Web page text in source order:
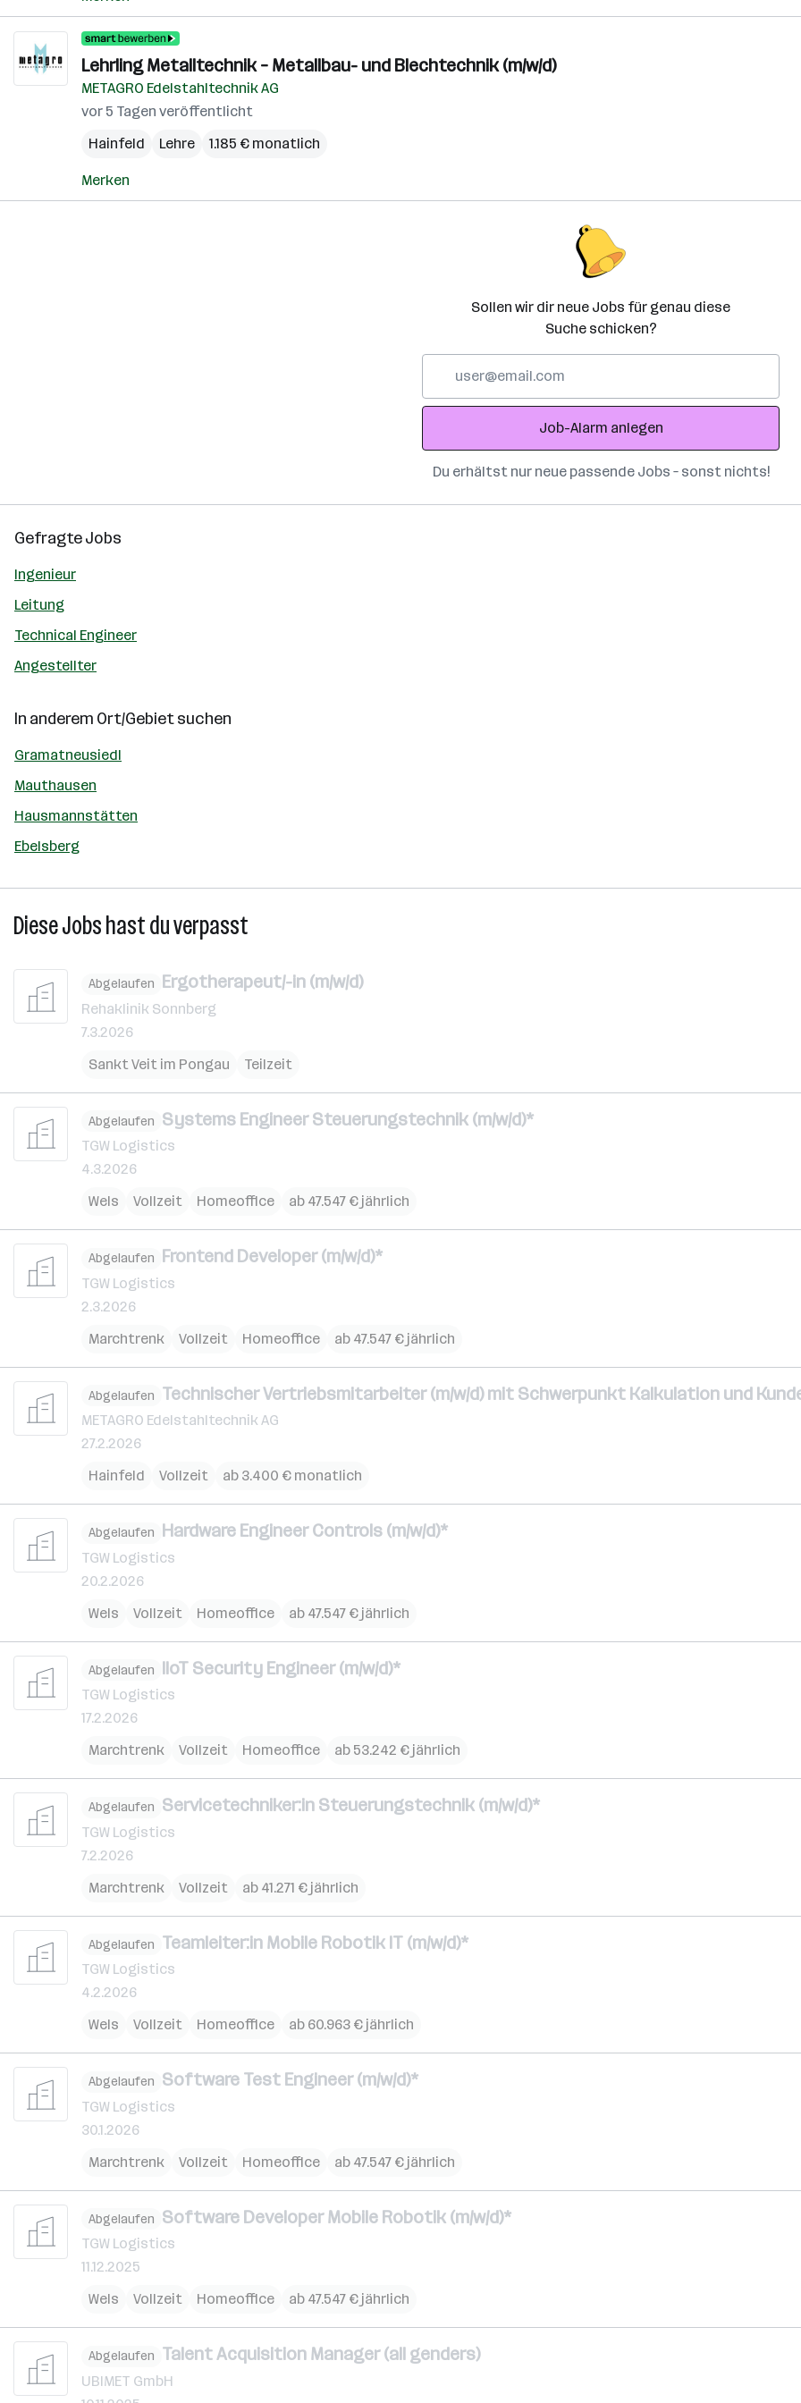
Lehrling Metalltechnik – Metallbau- und Blechtechnik (m/w/d)
METAGRO Edelstahltechnik AG
vor 5 Tagen veröffentlicht
Hainfeld
Lehre 1.185 € monatlich
Merken
Sollen wir dir neue Jobs für genau diese
Suche schicken?
Adresse
Job-Alarm anlegen
Du erhältst nur neue passende Jobs – sonst nichts!
Gefragte Jobs
Ingenieur
Leitung
Technical Engineer
Angestellter
In anderem Ort/Gebiet suchen
Gramatneusiedl
Mauthausen
Hausmannstätten
Ebelsberg
Diese Jobs hast du verpasst
Abgelaufen Ergotherapeut/-in (m/w/d)
Rehaklinik Sonnberg
7.3.2026
Sankt Veit im Pongau
Teilzeit
Abgelaufen Systems Engineer Steuerungstechnik (m/w/d)*
TGW Logistics
4.3.2026
Wels
Vollzeit Homeoffice ab 47.547 € jährlich
Abgelaufen Frontend Developer (m/w/d)*
TGW Logistics
2.3.2026
Marchtrenk
Vollzeit Homeoffice ab 47.547 € jährlich
Abgelaufen Technischer Vertriebsmitarbeiter (m/w/d) mit Schwerpunkt Kalkulation und
METAGRO Edelstahltechnik AG
27.2.2026
Hainfeld
Vollzeit ab 3.400 € monatlich
Abgelaufen Hardware Engineer Controls (m/w/d)*
TGW Logistics
20.2.2026
Wels
Vollzeit Homeoffice ab 47.547 € jährlich
Abgelaufen IIoT Security Engineer (m/w/d)*
TGW Logistics
17.2.2026
Marchtrenk
Vollzeit Homeoffice ab 53.242 € jährlich
Abgelaufen Servicetechniker:in Steuerungstechnik (m/w/d)*
TGW Logistics
7.2.2026
Marchtrenk
Vollzeit ab 41.271 € jährlich
Abgelaufen Teamleiter:in Mobile Robotik IT (m/w/d)*
TGW Logistics
4.2.2026
Wels
Vollzeit Homeoffice ab 60.963 € jährlich
Abgelaufen Software Test Engineer (m/w/d)*
TGW Logistics
30.1.2026
Marchtrenk
Vollzeit Homeoffice ab 47.547 € jährlich
Abgelaufen Software Developer Mobile Robotik (m/w/d)*
TGW Logistics
11.12.2025
Wels
Vollzeit Homeoffice ab 47.547 € jährlich
Abgelaufen Talent Acquisition Manager (all genders)
UBIMET GmbH